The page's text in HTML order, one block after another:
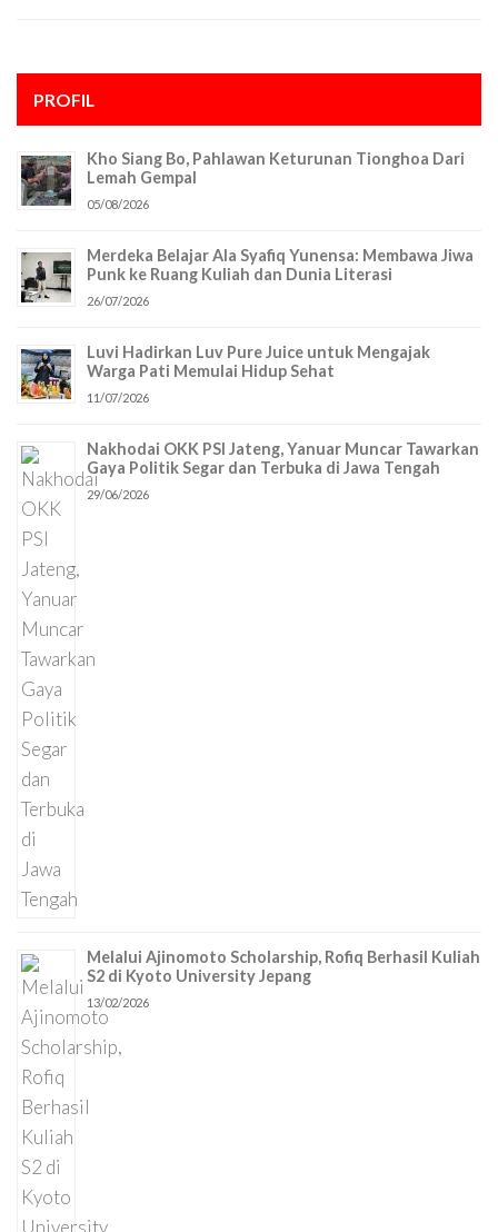
PROFIL
Kho Siang Bo, Pahlawan Keturunan Tionghoa Dari
Lemah Gempal
05/08/2026
Merdeka Belajar Ala Syafiq Yunensa: Membawa Jiwa
Punk ke Ruang Kuliah dan Dunia Literasi
26/07/2026
Luvi Hadirkan Luv Pure Juice untuk Mengajak
Warga Pati Memulai Hidup Sehat
11/07/2026
Nakhodai OKK PSI Jateng, Yanuar Muncar Tawarkan
Gaya Politik Segar dan Terbuka di Jawa Tengah
29/06/2026
Melalui Ajinomoto Scholarship, Rofiq Berhasil Kuliah
S2 di Kyoto University Jepang
13/02/2026